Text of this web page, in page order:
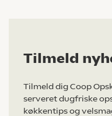
Tilmeld
Tilmeld dig Coop
serveret dugfriske
køkkentips og